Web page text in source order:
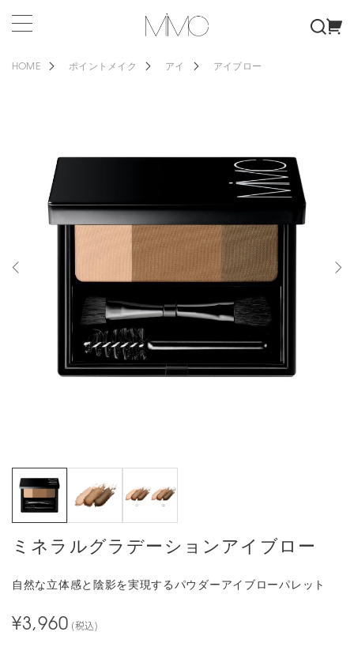
HOME ポイントメイク アイ アイブロー
ミネラルグラデーションアイブロー
自然な立体感と陰影を実現するパウダーアイブローパレット
¥3,960 (税込)